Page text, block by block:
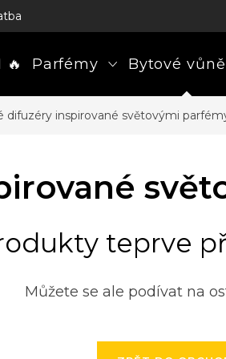
🔥 Parfémy Bytové vůně
difuzéry inspirované světovými
teprve
Můžete se ale podívat na